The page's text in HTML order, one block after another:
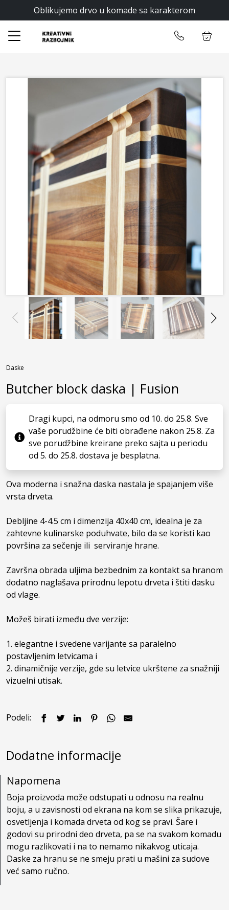
Oblikujemo drvo u komade sa karakterom
✕
Prodavnica
Zatraži ponudu
Kontakt
Daske
Butcher block daska | Fusion
Dragi kupci, na odmoru smo od 10. do 25.8. Sve
vaše porudžbine će biti obrađene nakon 25.8. Za
sve porudžbine kreirane preko sajta u periodu
od 5. do 25.8. dostava je besplatna.
Ova moderna i snažna daska nastala je spajanjem više
vrsta drveta.
Debljine 4-4.5 cm i dimenzija 40x40 cm, idealna je za
zahtevne kulinarske poduhvate, bilo da se koristi kao
površina za sečenje ili  serviranje hrane.
Završna obrada uljima bezbednim za kontakt sa hranom
dodatno naglašava prirodnu lepotu drveta i štiti dasku
od vlage.
Možeš birati između dve verzije:
1. elegantne i svedene varijante sa paralelno
postavljenim letvicama i
2. dinamičnije verzije, gde su letvice ukrštene za snažniji
vizuelni utisak.
Podeli:
Dodatne informacije
Napomena
Boja proizvoda može odstupati u odnosu na realnu
boju, a u zavisnosti od ekrana na kom se slika prikazuje,
osvetljenja i komada drveta od kog se pravi. Šare i
godovi su prirodni deo drveta, pa se na svakom komadu
mogu razlikovati i na to nemamo nikakvog uticaja.
Daske za hranu se ne smeju prati u mašini za sudove
već samo ručno.